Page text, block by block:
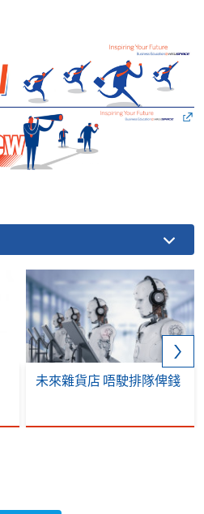
未來雜貨店 唔駛排隊俾錢